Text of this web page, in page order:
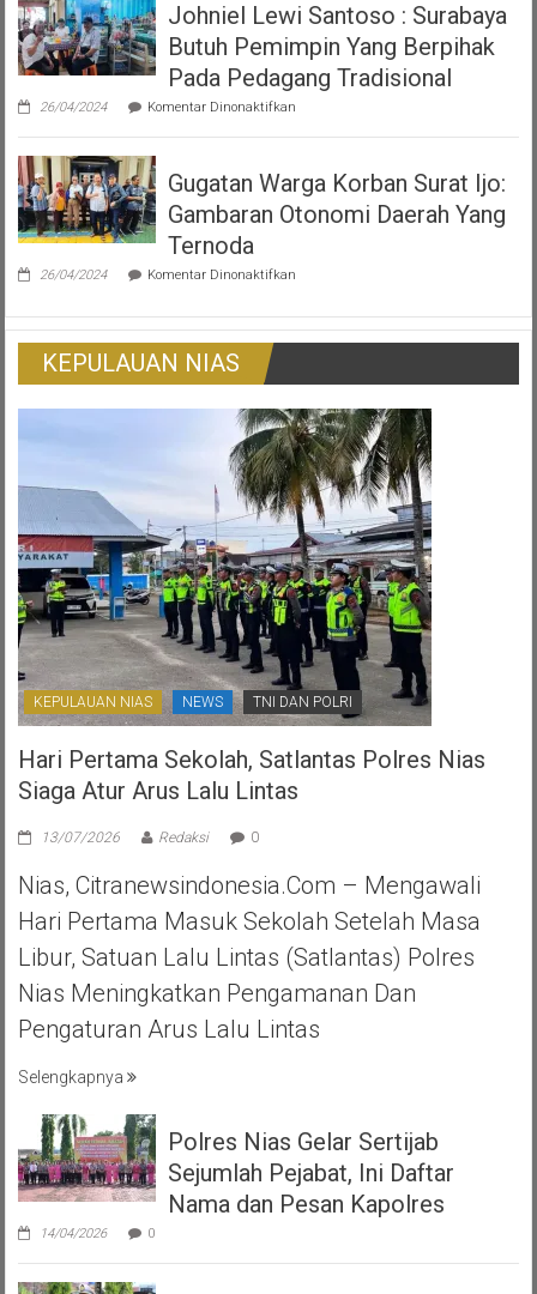
Lingkungan,
Air
Bersama
Pertamina
di
Timur
Johniel Lewi Santoso : Surabaya
Butuh Pemimpin Yang Berpihak
Pada Pedagang Tradisional
26/04/2024 Komentar Dinonaktifkan
Lewi
:
Surabaya
Butuh
Tradisional
Gugatan Warga Korban Surat Ijo:
Gambaran Otonomi Daerah Yang
Ternoda
26/04/2024 Komentar Dinonaktifkan
Korban
Surat
Gambaran
Daerah
Yang
Ternoda
KEPULAUAN NIAS
KEPULAUAN NIAS NEWS TNI DAN POLRI
Hari Pertama Sekolah, Satlantas Polres Nias
Siaga Atur Arus Lalu Lintas
13/07/2026 Redaksi 0
Nias, Citranewsindonesia.com – Mengawali
Hari Pertama Masuk Sekolah Setelah Masa
Libur, Satuan Lalu Lintas (Satlantas) Polres
Nias Meningkatkan Pengamanan Dan
Pengaturan Arus Lalu Lintas
Selengkapnya
Polres Nias Gelar Sertijab
Sejumlah Pejabat, Ini Daftar
Nama dan Pesan Kapolres
14/04/2026 0